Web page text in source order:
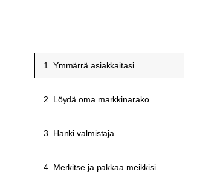
1. Ymmärrä asiakkaitasi
2. Löydä oma markkinarako
3. Hanki valmistaja
4. Merkitse ja pakkaa meikkisi